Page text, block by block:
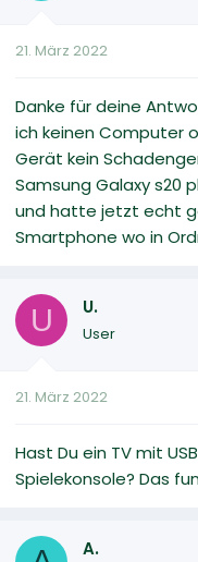
21. März 2022
Danke für deine
ich keinen Computer
Gerät kein
Samsung Galaxy s20
und hatte jetzt echt
Smartphone wo in
U U.
User
21. März 2022
Hast Du ein TV mit
Spielekonsole? Das
A.